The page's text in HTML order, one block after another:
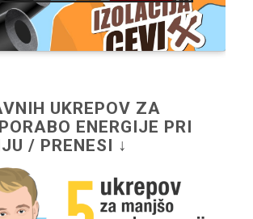
UKREPOV ZA
ENERGIJE PRI
/ PRENESI ↓